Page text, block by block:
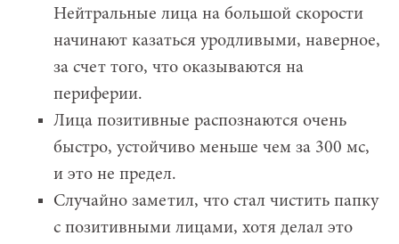
Нейтральные лица на большой скорости
начинают казаться уродливыми, наверное,
за счет того, что оказываются на
периферии.
Лица позитивные распознаются очень
быстро, устойчиво меньше чем за 300 мс,
и это не предел.
Случайно заметил, что стал чистить папку
с позитивными лицами, хотя делал это